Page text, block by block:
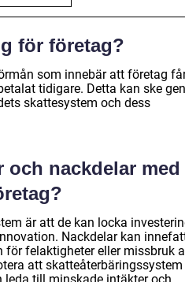
för företag?
som innebär att företag
tidigare. Detta kan ske
skattesystem och dess
och nackdelar med
är att de kan locka
Nackdelar kan
felaktigheter eller missbruk
att